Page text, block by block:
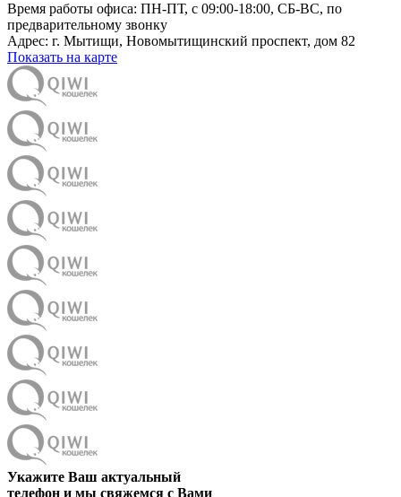
Время работы офиса: ПН-ПТ, с 09:00-18:00, СБ-ВС, по
предварительному звонку
Адрес: г. Мытищи, Новомытищинский проспект, дом 82
Показать на карте
Укажите Ваш актуальный
телефон и мы свяжемся с Вами